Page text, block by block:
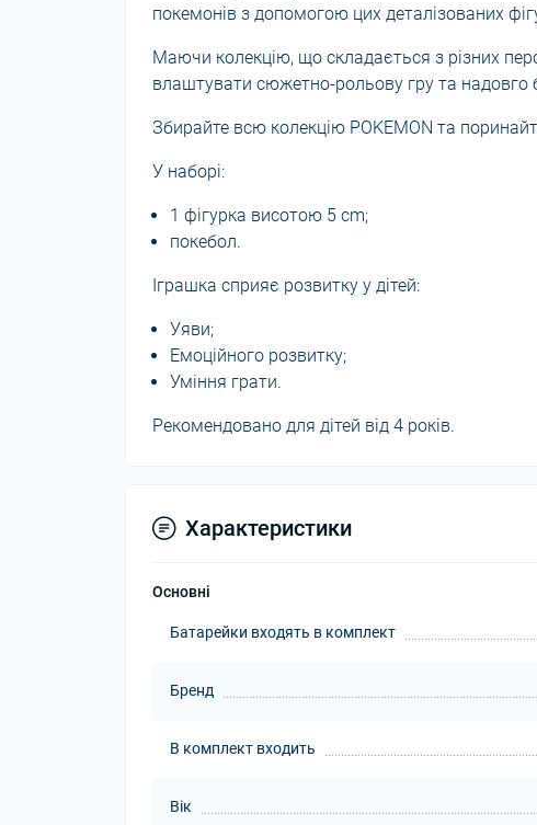
покемонів з допомогою цих деталізованих
Маючи колекцію, що складається з різних
влаштувати сюжетно-рольову гру та надовго
Збирайте всю колекцію POKEMON та
У наборі:
1 фігурка висотою 5 cm;
покебол.
Іграшка сприяє розвитку у дітей:
Уяви;
Емоційного розвитку;
Уміння грати.
Рекомендовано для дітей від 4 років.
Характеристики
Основні
Батарейки входять в комплект
Бренд
В комплект входить
Вік